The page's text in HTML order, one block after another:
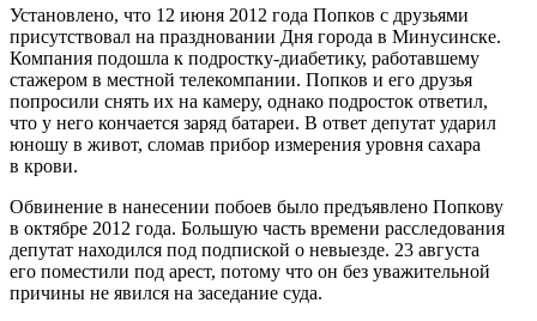
Установлено, что 12 июня 2012 года Попков с друзьями
присутствовал на праздновании Дня города в Минусинске.
Компания подошла к подростку-диабетику, работавшему
стажером в местной телекомпании. Попков и его друзья
попросили снять их на камеру, однако подросток ответил,
что у него кончается заряд батареи. В ответ депутат ударил
юношу в живот, сломав прибор измерения уровня сахара
в крови.
Обвинение в нанесении побоев было предъявлено Попкову
в октябре 2012 года. Большую часть времени расследования
депутат находился под подпиской о невыезде. 23 августа
его поместили под арест, потому что он без уважительной
причины не явился на заседание суда.